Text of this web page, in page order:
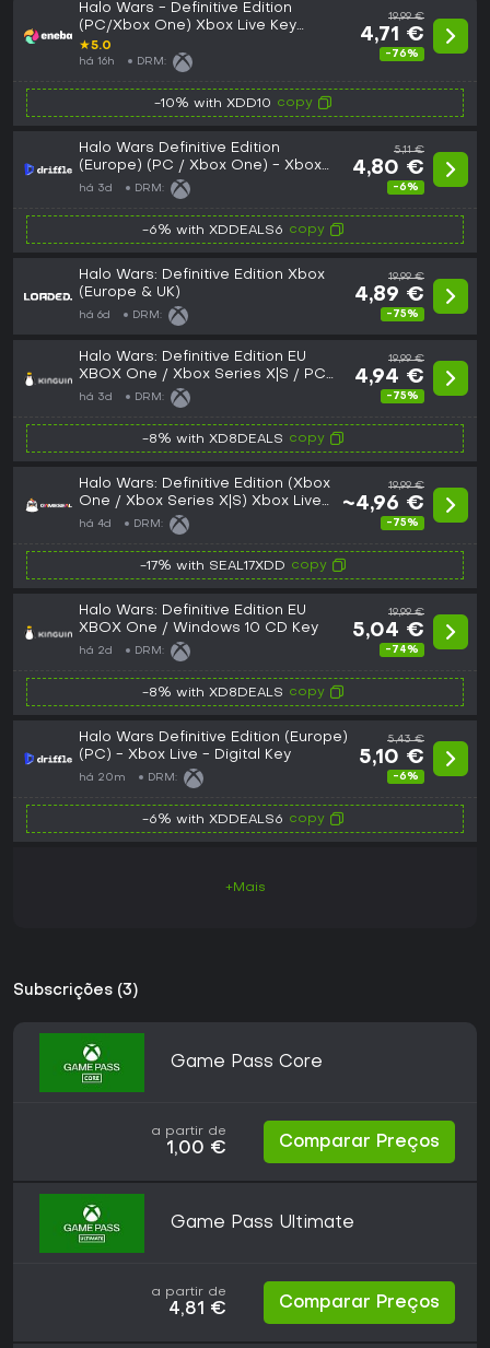
Halo Wars - Definitive Edition
(PC/Xbox One) Xbox Live Key
EUROPE
★5.0
há 16h DRM:
19,99 €
4,71 €
-76%
-10% with XDD10 copy
Halo Wars Definitive Edition
(Europe) (PC / Xbox One) - Xbox
Live - Digital Key
há 3d DRM:
5,11 €
4,80 €
-6%
-6% with XDDEALS6 copy
Halo Wars: Definitive Edition Xbox
(Europe & UK)
há 6d DRM:
19,99 €
4,89 €
-75%
Halo Wars: Definitive Edition EU
XBOX One / Xbox Series X|S / PC
CD Key
há 3d DRM:
19,99 €
4,94 €
-75%
-8% with XD8DEALS copy
Halo Wars: Definitive Edition (Xbox
One / Xbox Series X|S) Xbox Live
Key - EU
há 4d DRM:
19,99 €
~4,96 €
-75%
-17% with SEAL17XDD copy
Halo Wars: Definitive Edition EU
XBOX One / Windows 10 CD Key
há 2d DRM:
19,99 €
5,04 €
-74%
-8% with XD8DEALS copy
Halo Wars Definitive Edition (Europe)
(PC) - Xbox Live - Digital Key
há 20m DRM:
5,43 €
5,10 €
-6%
-6% with XDDEALS6 copy
+Mais
Subscrições (3)
Game Pass Core
a partir de
1,00 € Comparar Preços
Game Pass Ultimate
a partir de
4,81 € Comparar Preços